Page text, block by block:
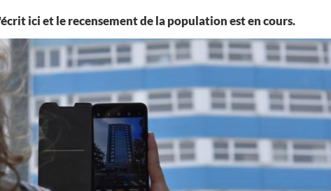
ici et le recensement de la population est en cours.